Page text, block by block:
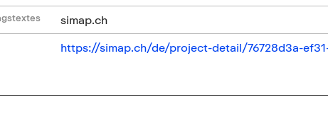
simap.ch
https://simap.ch/de/project-detail/76728d3a-